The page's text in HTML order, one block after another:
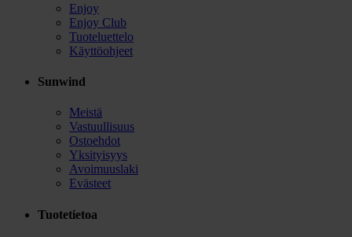
Enjoy
Enjoy Club
Tuoteluettelo
Käyttöohjeet
Sunwind
Meistä
Vastuullisuus
Ostoehdot
Yksityisyys
Avoimuuslaki
Evästeet
Tuotetietoa